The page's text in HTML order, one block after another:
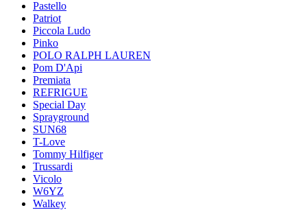
Pastello
Patriot
Piccola Ludo
Pinko
POLO RALPH LAUREN
Pom D'Api
Premiata
REFRIGUE
Special Day
Sprayground
SUN68
T-Love
Tommy Hilfiger
Trussardi
Vicolo
W6YZ
Walkey